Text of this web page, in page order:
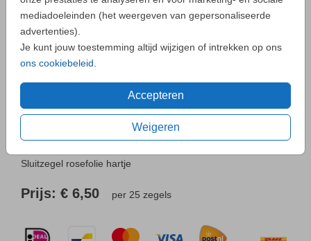
mediadoeleinden (het weergeven van gepersonaliseerde
advertenties).
Je kunt jouw toestemming altijd wijzigen of intrekken op ons
ons cookiebeleid
Accepteren
Weigeren
- Zo maak je altijd een unieke kaart
Sluitzegel rosefolie hartje
Prijs: € 6,50 per 25 zegels